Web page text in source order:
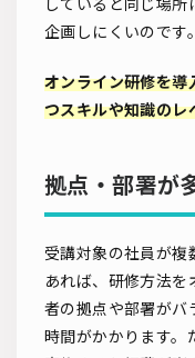
企画しにくいのです。
オンライン研修を導
つスキルや知識のレ
拠点・部署が
受講対象の社員が複
あれば、研修方法
者の拠点や部署がバ
時間がかかります。